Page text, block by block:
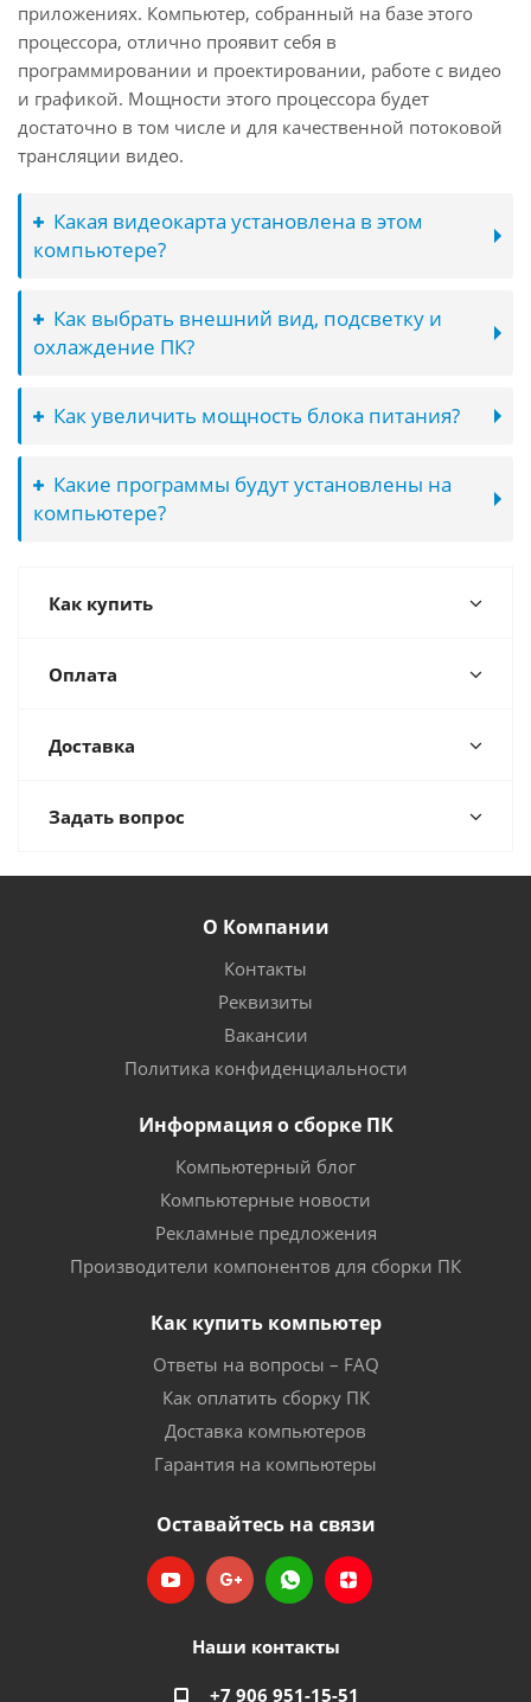
приложениях. Компьютер, собранный на базе этого
процессора, отлично проявит себя в
программировании и проектировании, работе с видео
и графикой. Мощности этого процессора будет
достаточно в том числе и для качественной потоковой
трансляции видео.
Какая видеокарта установлена в этом
компьютере?
Как выбрать внешний вид, подсветку и
охлаждение ПК?
Как увеличить мощность блока питания?
Какие программы будут установлены на
компьютере?
Как купить
Оплата
Доставка
Задать вопрос
О Компании
Контакты
Реквизиты
Вакансии
Политика конфиденциальности
Информация о сборке ПК
Компьютерный блог
Компьютерные новости
Рекламные предложения
Производители компонентов для сборки ПК
Как купить компьютер
Ответы на вопросы – FAQ
Как оплатить сборку ПК
Доставка компьютеров
Гарантия на компьютеры
Оставайтесь на связи
Наши контакты
+7 906 951-15-51